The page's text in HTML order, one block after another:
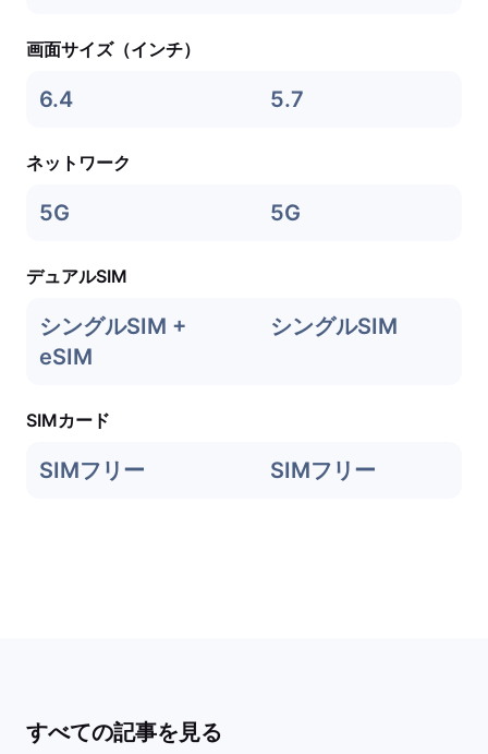
画面サイズ（インチ）
6.4 5.7
ネットワーク
5G 5G
デュアルSIM
シングルSIM +
eSIM
シングルSIM
SIMカード
SIMフリー SIMフリー
すべての記事を見る